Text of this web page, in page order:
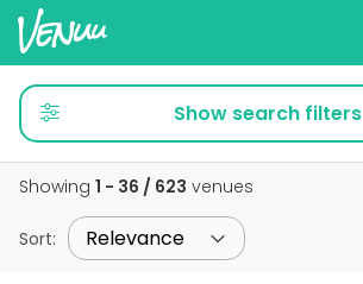
Browse venues
Wish lists
Show search filters
Showing 1 - 36 / 623 venues
Sort: